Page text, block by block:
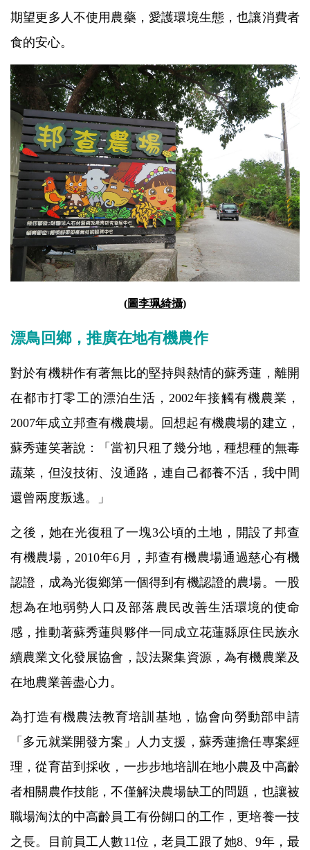
期望更多人 不使用農藥，愛護環境生態，也讓消費者
食的安心。
(圖李珮綺攝)
漂鳥回鄉，推廣在地有機農作
對於有機耕作有著無比的堅持與熱情的蘇秀蓮，離開
在都市打零工的漂泊生活，2002年接觸有機農業，
2007年成立邦查有機農場。
回想起有機農場的建立，
蘇秀蓮笑著說：「當初只租了幾分地，種想種的無毒
蔬菜，但沒技術、沒通路，連自己都養不活，我中間
還曾兩度叛逃。」
之後，她在光復租了一塊3公頃的土地，開設了邦查
有機農場，2010年6月，邦查有機農場通過慈心有機
認證，成為光復鄉第一個得到有機認證的農場。一股
想為在地弱勢人口及部落農民改善生活環境的使命
感，推動著蘇秀蓮與夥伴一同成立花蓮縣原住民族永
續農業文化發展協會，設法聚集資源，為有機農業及
在地農業善盡心力。
為打造有機農法教育培訓基地，協會向勞動部申請
「多元就業開發方案」人力支援，蘇秀蓮擔任專案經
理，從育苗到採收，一步步地培訓在地小農及中高齡
者相關農作技能，不僅解決農場缺工的問題，也讓被
職場淘汰的中高齡員工有份餬口的工作，更培養一技
之長。目前員工人數11位，老員工跟了她8、9年，最